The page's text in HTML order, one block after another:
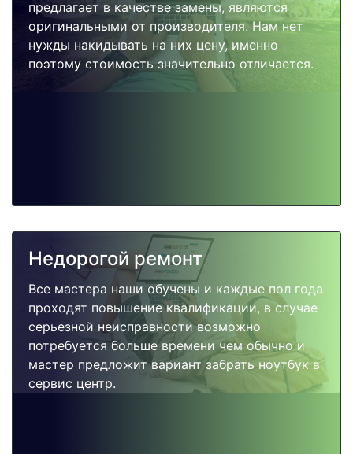
предлагает в качестве замены, являются
оригинальными от производителя. Нам нет
нужды накидывать на них цену, именно
поэтому стоимость значительно отличается.
Недорогой ремонт
Все мастера наши обучены и каждые пол года
проходят повышение квалификации, в случае
серьезной неисправности возможно
потребуется больше времени чем обычно и
мастер предложит вариант забрать ноутбук в
сервис центр.